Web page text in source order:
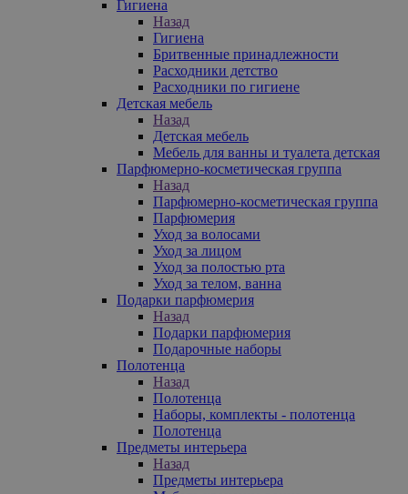
Гигиена
Назад
Гигиена
Бритвенные принадлежности
Расходники детство
Расходники по гигиене
Детская мебель
Назад
Детская мебель
Мебель для ванны и туалета детская
Парфюмерно-косметическая группа
Назад
Парфюмерно-косметическая группа
Парфюмерия
Уход за волосами
Уход за лицом
Уход за полостью рта
Уход за телом, ванна
Подарки парфюмерия
Назад
Подарки парфюмерия
Подарочные наборы
Полотенца
Назад
Полотенца
Наборы, комплекты - полотенца
Полотенца
Предметы интерьера
Назад
Предметы интерьера